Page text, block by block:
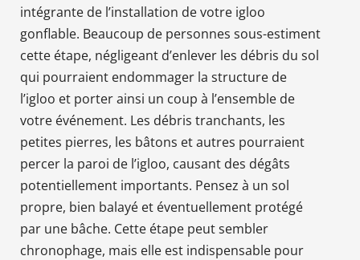
intégrante de l’installation de votre igloo
gonflable. Beaucoup de personnes sous-estiment
cette étape, négligeant d’enlever les débris du sol
qui pourraient endommager la structure de
l’igloo et porter ainsi un coup à l’ensemble de
votre événement. Les débris tranchants, les
petites pierres, les bâtons et autres pourraient
percer la paroi de l’igloo, causant des dégâts
potentiellement importants. Pensez à un sol
propre, bien balayé et éventuellement protégé
par une bâche. Cette étape peut sembler
chronophage, mais elle est indispensable pour